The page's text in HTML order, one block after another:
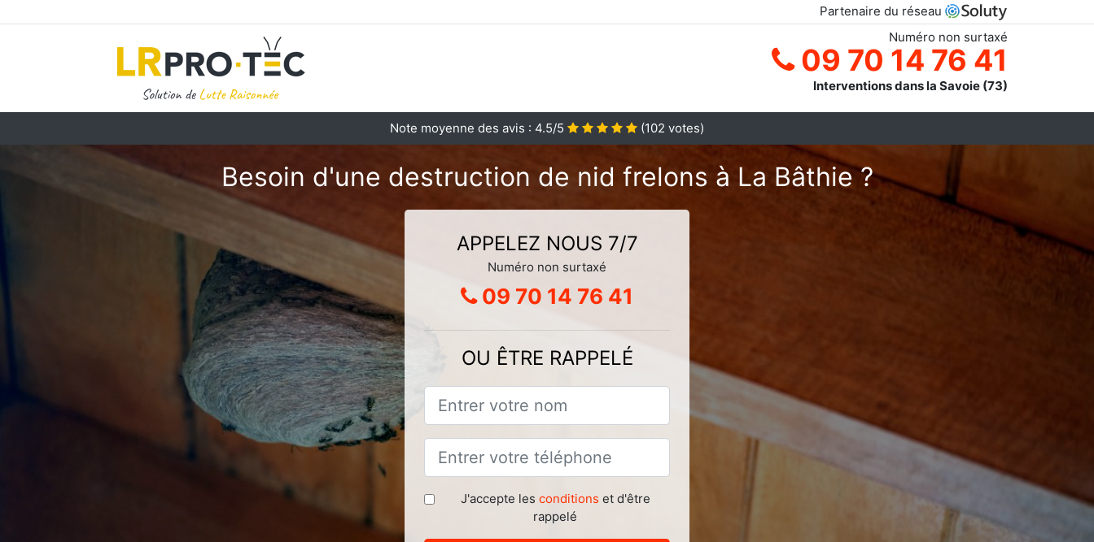
Partenaire du réseau
Numéro non surtaxé
09 70 14 76 41
Interventions dans la Savoie (73)
Note moyenne des avis : 4.5/5 (102 votes)
Besoin d'une destruction de nid frelons à La Bâthie ?
APPELEZ NOUS 7/7
Numéro non surtaxé
09 70 14 76 41
OU ÊTRE RAPPELÉ
J'accepte les conditions et d'être
rappelé